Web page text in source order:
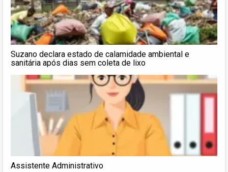
Suzano declara estado de calamidade ambiental e
sanitária após dias sem coleta de lixo
Assistente Administrativo